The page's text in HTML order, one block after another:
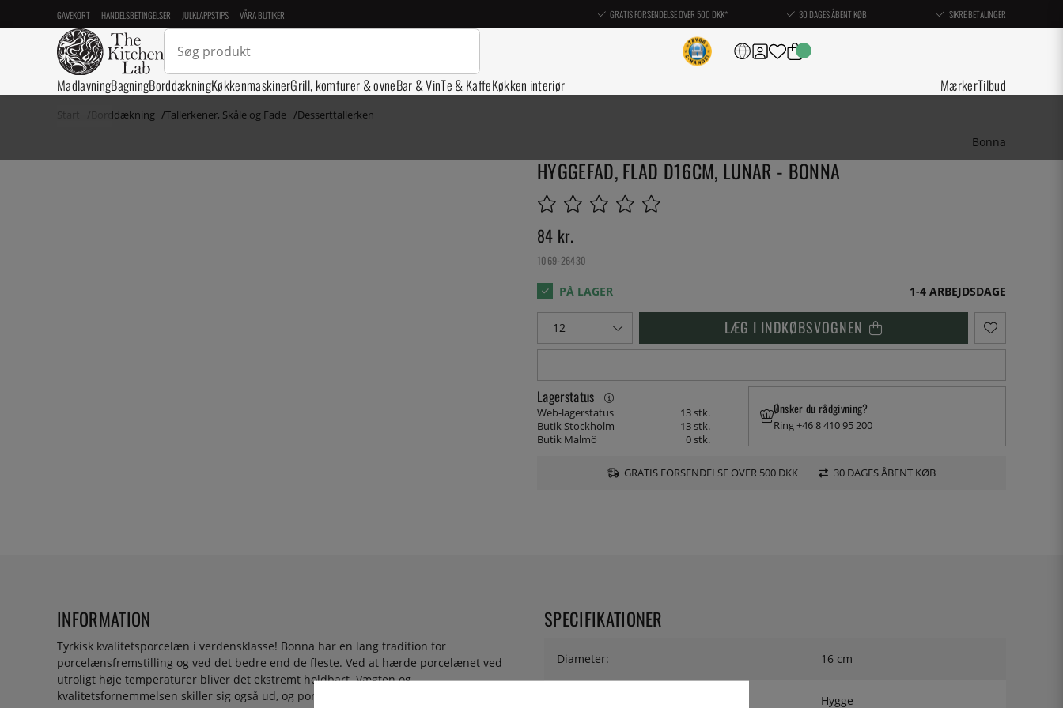
GAVEKORT HANDELSBETINGELSER JULKLAPPSTIPS VÅRA BUTIKER GRATIS FORSENDELSE OVER 500 DKK* 30 DAGES ÅBENT KØB SIKRE BETALINGER
MadlavningBagningBorddækningKøkkenmaskinerGrill, komfurer & ovneBar & VinTe & KaffeKøkken interiør MærkerTilbud
Start Borddækning Tallerkener, Skåle og Fade Desserttallerken
Bonna
HYGGEFAD, FLAD D16CM, LUNAR - BONNA
84 kr.
1069-26430
1-4 ARBEJDSDAGE
LÆG I INDKØBSVOGNEN
Lagerstatus
Web-lagerstatus
13 stk.
Butik Stockholm
13 stk.
Butik Malmö
0 stk.
Ønsker du rådgivning?
Ring +46 8 410 95 200
GRATIS FORSENDELSE OVER 500 DKK 30 DAGES ÅBENT KØB
INFORMATION
Tyrkisk kvalitetsporcelæn i verdensklasse! Bonna har en lang tradition for
porcelænsfremstilling og ved det bedre end de fleste. Ved at hærde porcelænet ved
utroligt høje temperaturer bliver det ekstremt holdbart. Vægten og
kvalitetsfornemmelsen skiller sig også ud, og porcelænet bliver ikke slidt og kedeligt,
SPECIFIKATIONER
Diameter: 16 cm
Hygge